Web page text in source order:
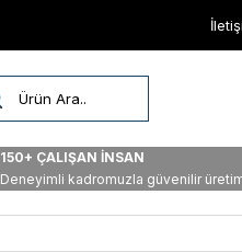
150+ ÇALIŞAN İNSAN
Deneyimli kadromuzla güvenilir